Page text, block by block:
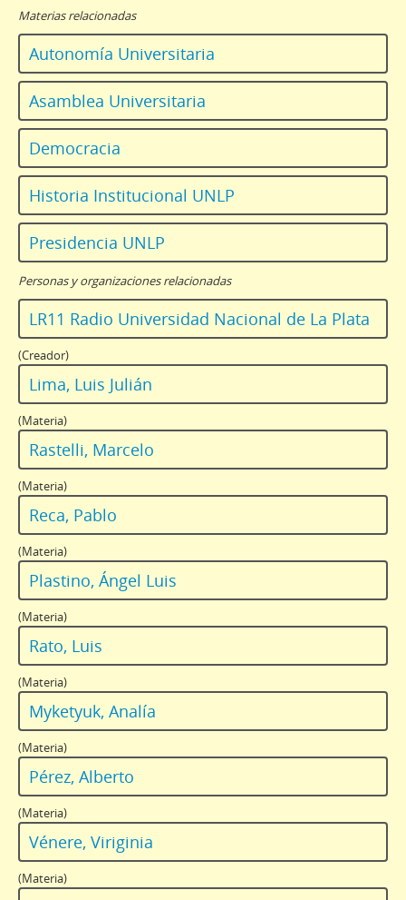
Materias relacionadas
Autonomía Universitaria
Asamblea Universitaria
Democracia
Historia Institucional UNLP
Presidencia UNLP
Personas y organizaciones relacionadas
LR11 Radio Universidad Nacional de La Plata
(Creador)
Lima, Luis Julián
(Materia)
Rastelli, Marcelo
(Materia)
Reca, Pablo
(Materia)
Plastino, Ángel Luis
(Materia)
Rato, Luis
(Materia)
Myketyuk, Analía
(Materia)
Pérez, Alberto
(Materia)
Vénere, Viriginia
(Materia)